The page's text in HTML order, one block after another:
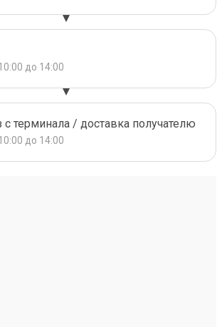
до 14:00
терминала / доставка получателю
до 14:00